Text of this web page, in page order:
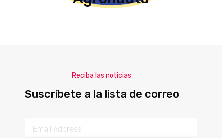
Reciba las noticias
Suscríbete a la lista de correo